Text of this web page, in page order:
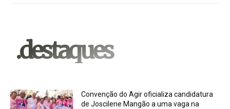
.destaques
Convenção do Agir oficializa candidatura
de Joscilene Mangão a uma vaga na